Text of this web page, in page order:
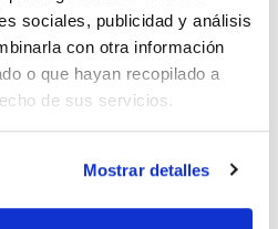
sociales, publicidad y análisis
con otra información
o que hayan recopilado a
de sus servicios.
Mostrar detalles
COA